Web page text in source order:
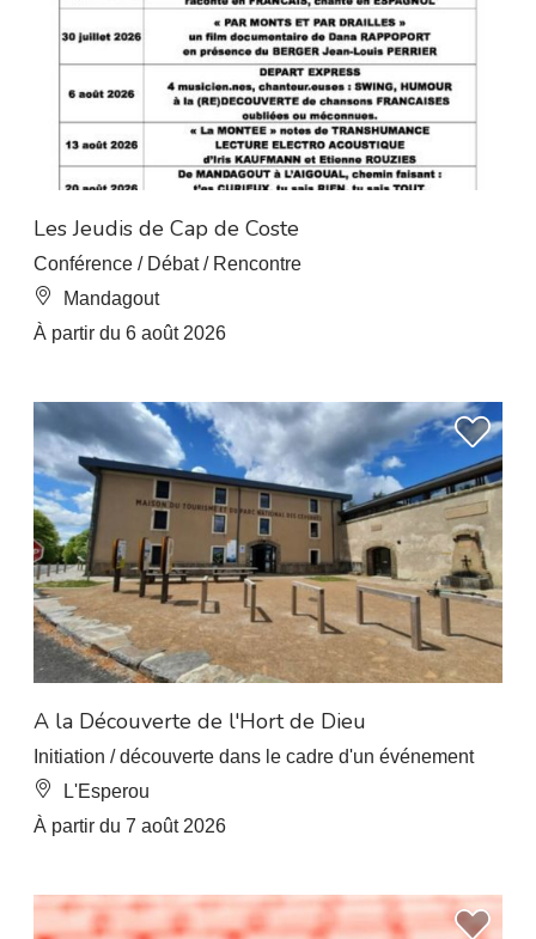
Les Jeudis de Cap de Coste
Conférence / Débat / Rencontre
Mandagout
À partir du 6 août 2026
A la Découverte de l'Hort de Dieu
Initiation / découverte dans le cadre d'un événement
L'Esperou
À partir du 7 août 2026